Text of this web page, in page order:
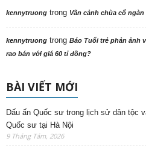
kennytruong trong Vãn cảnh chùa cổ
kennytruong trong Báo Tuổi trẻ phản ảnh
rao bán với giá 60 tỉ đồng?
BÀI VIẾT MỚI
Dấu ấn Quốc sư trong lịch sử dân tộc
Quốc sư tại Hà Nội
9 Tháng Tám, 2026